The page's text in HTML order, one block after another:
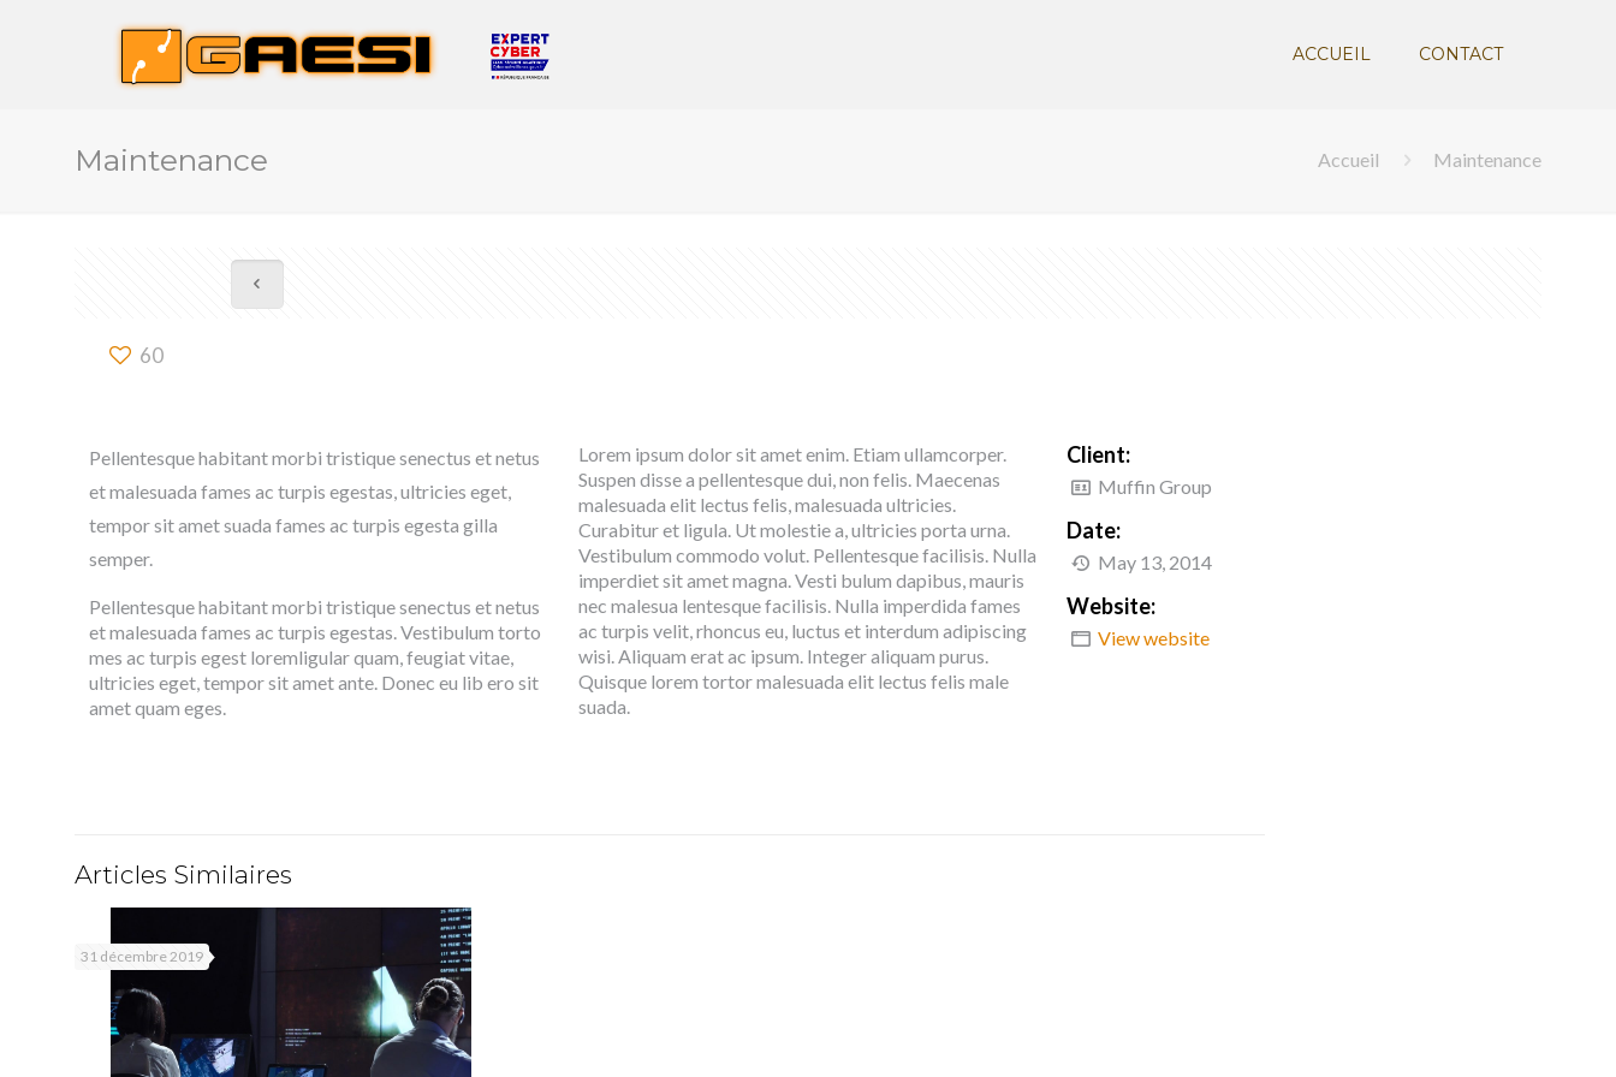
ACCUEIL CONTACT
Maintenance Accueil Maintenance
60
Pellentesque habitant morbi tristique senectus et netus
et malesuada fames ac turpis egestas, ultricies eget,
tempor sit amet suada fames ac turpis egesta gilla
semper.
Pellentesque habitant morbi tristique senectus et netus
et malesuada fames ac turpis egestas. Vestibulum torto
mes ac turpis egest loremligular quam, feugiat vitae,
ultricies eget, tempor sit amet ante. Donec eu lib ero sit
amet quam eges.
Lorem ipsum dolor sit amet enim. Etiam ullamcorper.
Suspen disse a pellentesque dui, non felis. Maecenas
malesuada elit lectus felis, malesuada ultricies.
Curabitur et ligula. Ut molestie a, ultricies porta urna.
Vestibulum commodo volut. Pellentesque facilisis. Nulla
imperdiet sit amet magna. Vesti bulum dapibus, mauris
nec malesua lentesque facilisis. Nulla imperdida fames
ac turpis velit, rhoncus eu, luctus et interdum adipiscing
wisi. Aliquam erat ac ipsum. Integer aliquam purus.
Quisque lorem tortor malesuada elit lectus felis male
suada.
Client:
Muffin Group
Date:
May 13, 2014
Website:
View website
Articles Similaires
31 décembre 2019